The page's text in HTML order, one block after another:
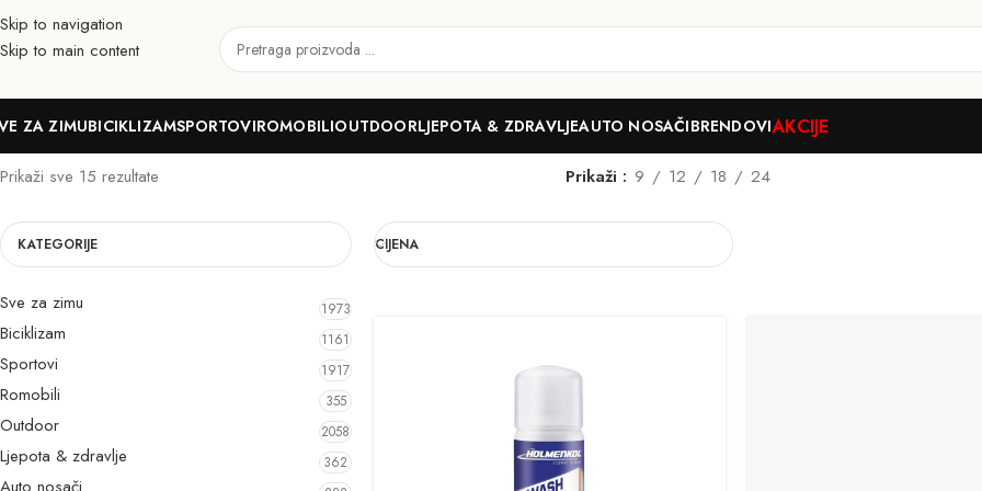
Skip to navigation
Skip to main content
ZA ZIMUBICIKLIZAMSPORTOVIROMOBILIOUTDOORLJEPOTA & ZDRAVLJEAUTO NOSAČIBRENDOVIAKCIJE
Zaštita za odjeću i obuću
Prikaži sve 15 rezultate Prikaži 9 12 18 24
KATEGORIJE
Sve za zimu 1973
Biciklizam 1161
Sportovi 1917
Romobili 355
Outdoor 2058
Ljepota & zdravlje 362
CIJENA